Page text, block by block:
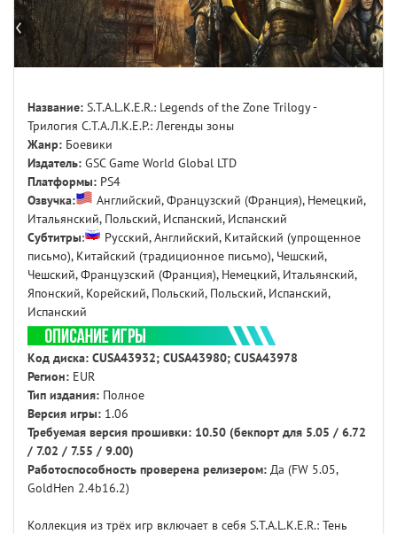
Название: S.T.A.L.K.E.R.: Legends of the Zone Trilogy -
Трилогия С.Т.А.Л.К.Е.Р.: Легенды зоны
Жанр: Боевики
Издатель: GSC Game World Global LTD
Платформы: PS4
Озвучка:
Английский, Французский (Франция), Немецкий,
Итальянский, Польский, Испанский, Испанский
Субтитры:
Русский, Английский, Китайский (упрощенное
письмо), Китайский (традиционное письмо), Чешский,
Чешский, Французский (Франция), Немецкий, Итальянский,
Японский, Корейский, Польский, Польский, Испанский,
Испанский
Код диска: CUSA43932; CUSA43980; CUSA43978
Регион: EUR
Тип издания: Полное
Версия игры: 1.06
Требуемая версия прошивки: 10.50 (бекпорт для 5.05 / 6.72
/ 7.02 / 7.55 / 9.00)
Работоспособность проверена релизером: Да (FW 5.05,
GoldHen 2.4b16.2)
Коллекция из трёх игр включает в себя S.T.A.L.K.E.R.: Тень